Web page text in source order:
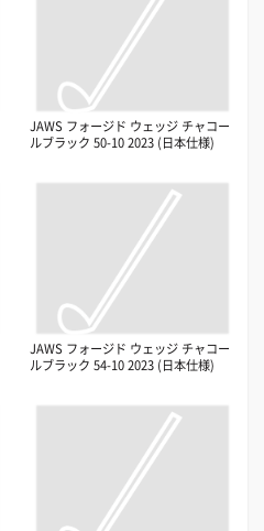
JAWS フォージド ウェッジ チャコー
ルブラック 50-10 2023 (日本仕様)
JAWS フォージド ウェッジ チャコー
ルブラック 54-10 2023 (日本仕様)